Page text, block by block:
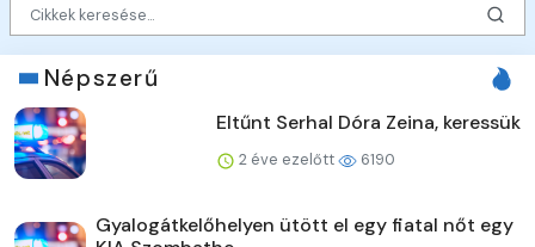
Népszerű
Eltűnt Serhal Dóra Zeina, keressük
2 éve ezelőtt 6190
Gyalogátkelőhelyen ütött el egy fiatal nőt egy